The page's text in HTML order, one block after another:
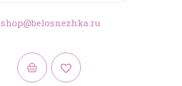
shop@belosnezhka.ru